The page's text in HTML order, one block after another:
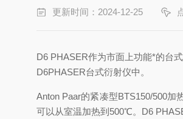
更新时间：2024-12-25
D6 PHASER作为市面上功能*的台
D6PHASER台式衍射仪中。
Anton Paar的紧凑型BTS150/500
可以从室温加热到500℃。D6